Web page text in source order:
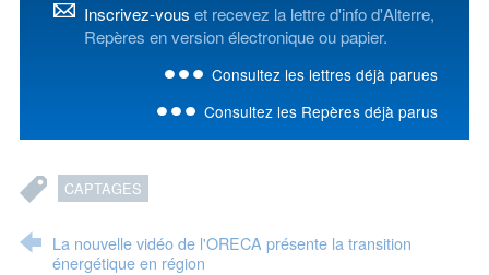
Inscrivez-vous et recevez la lettre d'info d'Alterre,
Repères en version électronique ou papier.
Consultez les lettres déjà parues
Consultez les Repères déjà parus
CAPTAGES
La nouvelle vidéo de l'ORECA présente la transition
énergétique en région